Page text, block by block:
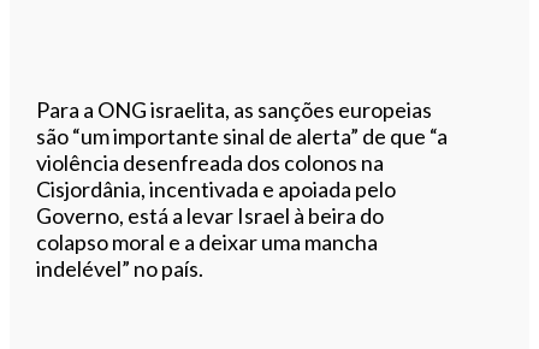
Para a ONG israelita, as sanções europeias
são “um importante sinal de alerta” de que “a
violência desenfreada dos colonos na
Cisjordânia, incentivada e apoiada pelo
Governo, está a levar Israel à beira do
colapso moral e a deixar uma mancha
indelével” no país.